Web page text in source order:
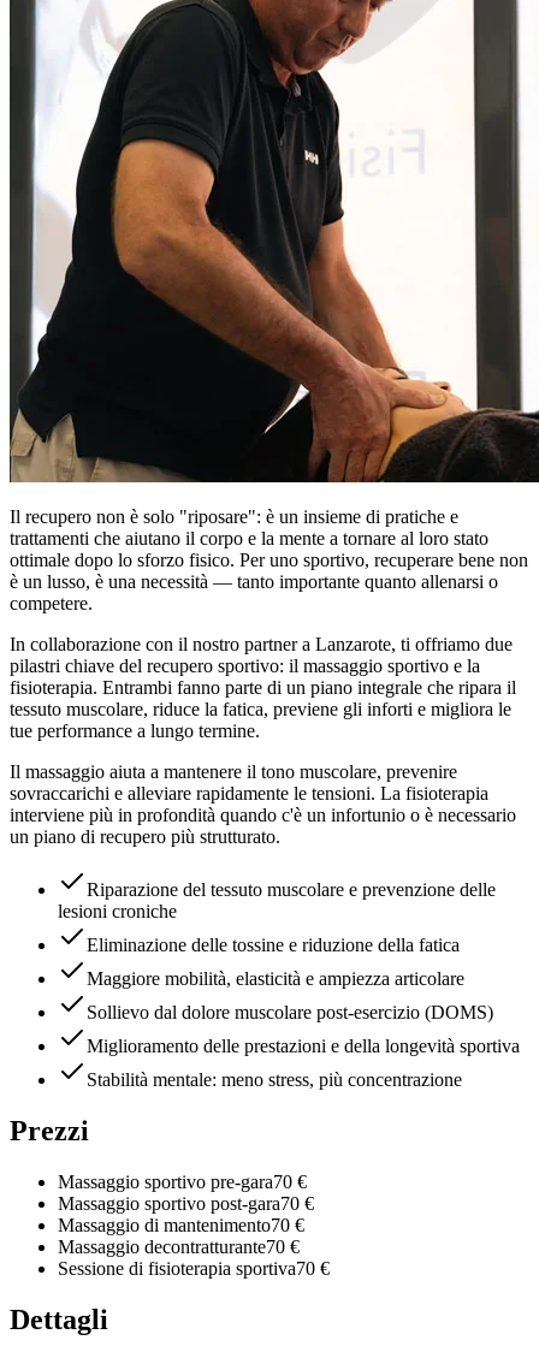
Il recupero non è solo "riposare": è un insieme di pratiche e
trattamenti che aiutano il corpo e la mente a tornare al loro stato
ottimale dopo lo sforzo fisico. Per uno sportivo, recuperare bene non
è un lusso, è una necessità — tanto importante quanto allenarsi o
competere.
In collaborazione con il nostro partner a Lanzarote, ti offriamo due
pilastri chiave del recupero sportivo: il massaggio sportivo e la
fisioterapia. Entrambi fanno parte di un piano integrale che ripara il
tessuto muscolare, riduce la fatica, previene gli inforti e migliora le
tue performance a lungo termine.
Il massaggio aiuta a mantenere il tono muscolare, prevenire
sovraccarichi e alleviare rapidamente le tensioni. La fisioterapia
interviene più in profondità quando c'è un infortunio o è necessario
un piano di recupero più strutturato.
Riparazione del tessuto muscolare e prevenzione delle
lesioni croniche
Eliminazione delle tossine e riduzione della fatica
Maggiore mobilità, elasticità e ampiezza articolare
Sollievo dal dolore muscolare post-esercizio (DOMS)
Miglioramento delle prestazioni e della longevità sportiva
Stabilità mentale: meno stress, più concentrazione
Prezzi
Massaggio sportivo pre-gara70 €
Massaggio sportivo post-gara70 €
Massaggio di mantenimento70 €
Massaggio decontratturante70 €
Sessione di fisioterapia sportiva70 €
Dettagli